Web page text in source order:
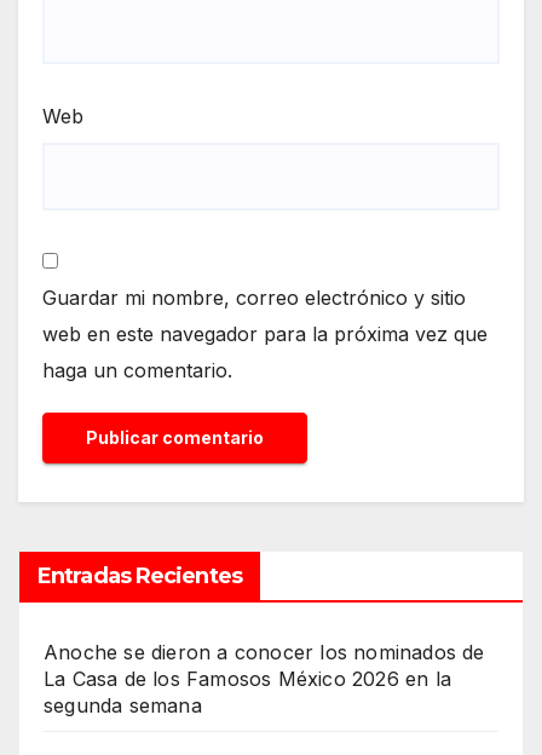
Web
Guardar mi nombre, correo electrónico y sitio
web en este navegador para la próxima vez que
haga un comentario.
Entradas Recientes
Anoche se dieron a conocer los nominados de
La Casa de los Famosos México 2026 en la
segunda semana